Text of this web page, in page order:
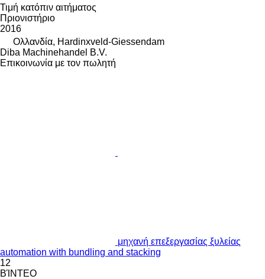
Τιμή κατόπιν αιτήματος
Πριονιστήριο
2016
Ολλανδία, Hardinxveld-Giessendam
Diba Machinehandel B.V.
Επικοινωνία με τον πωλητή
μηχανή επεξεργασίας ξυλείας
automation with bundling and stacking
12
ΒΊΝΤΕΟ